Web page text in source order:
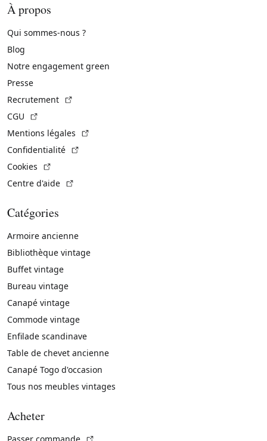
À propos
Qui sommes-nous ?
Blog
Notre engagement green
Presse
Recrutement
CGU
Mentions légales
Confidentialité
Cookies
Centre d'aide
Catégories
Armoire ancienne
Bibliothèque vintage
Buffet vintage
Bureau vintage
Canapé vintage
Commode vintage
Enfilade scandinave
Table de chevet ancienne
Canapé Togo d'occasion
Tous nos meubles vintages
Acheter